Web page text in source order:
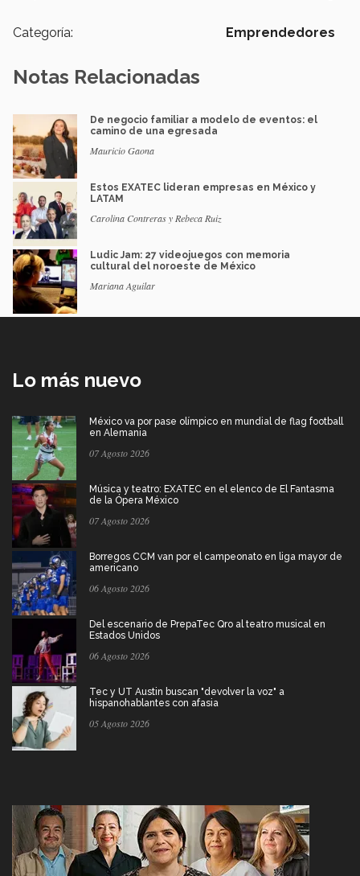
Categoría: Emprendedores
Notas Relacionadas
De negocio familiar a modelo de eventos: el
camino de una egresada
Mauricio Gaona
Estos EXATEC lideran empresas en México y
LATAM
Carolina Contreras y Rebeca Ruiz
Ludic Jam: 27 videojuegos con memoria
cultural del noroeste de México
Mariana Aguilar
Lo más nuevo
México va por pase olímpico en mundial de flag football
en Alemania
07 Agosto 2026
Música y teatro: EXATEC en el elenco de El Fantasma
de la Ópera México
07 Agosto 2026
Borregos CCM van por el campeonato en liga mayor de
americano
06 Agosto 2026
Del escenario de PrepaTec Qro al teatro musical en
Estados Unidos
06 Agosto 2026
Tec y UT Austin buscan "devolver la voz" a
hispanohablantes con afasia
05 Agosto 2026